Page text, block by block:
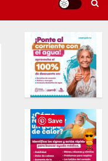
Save